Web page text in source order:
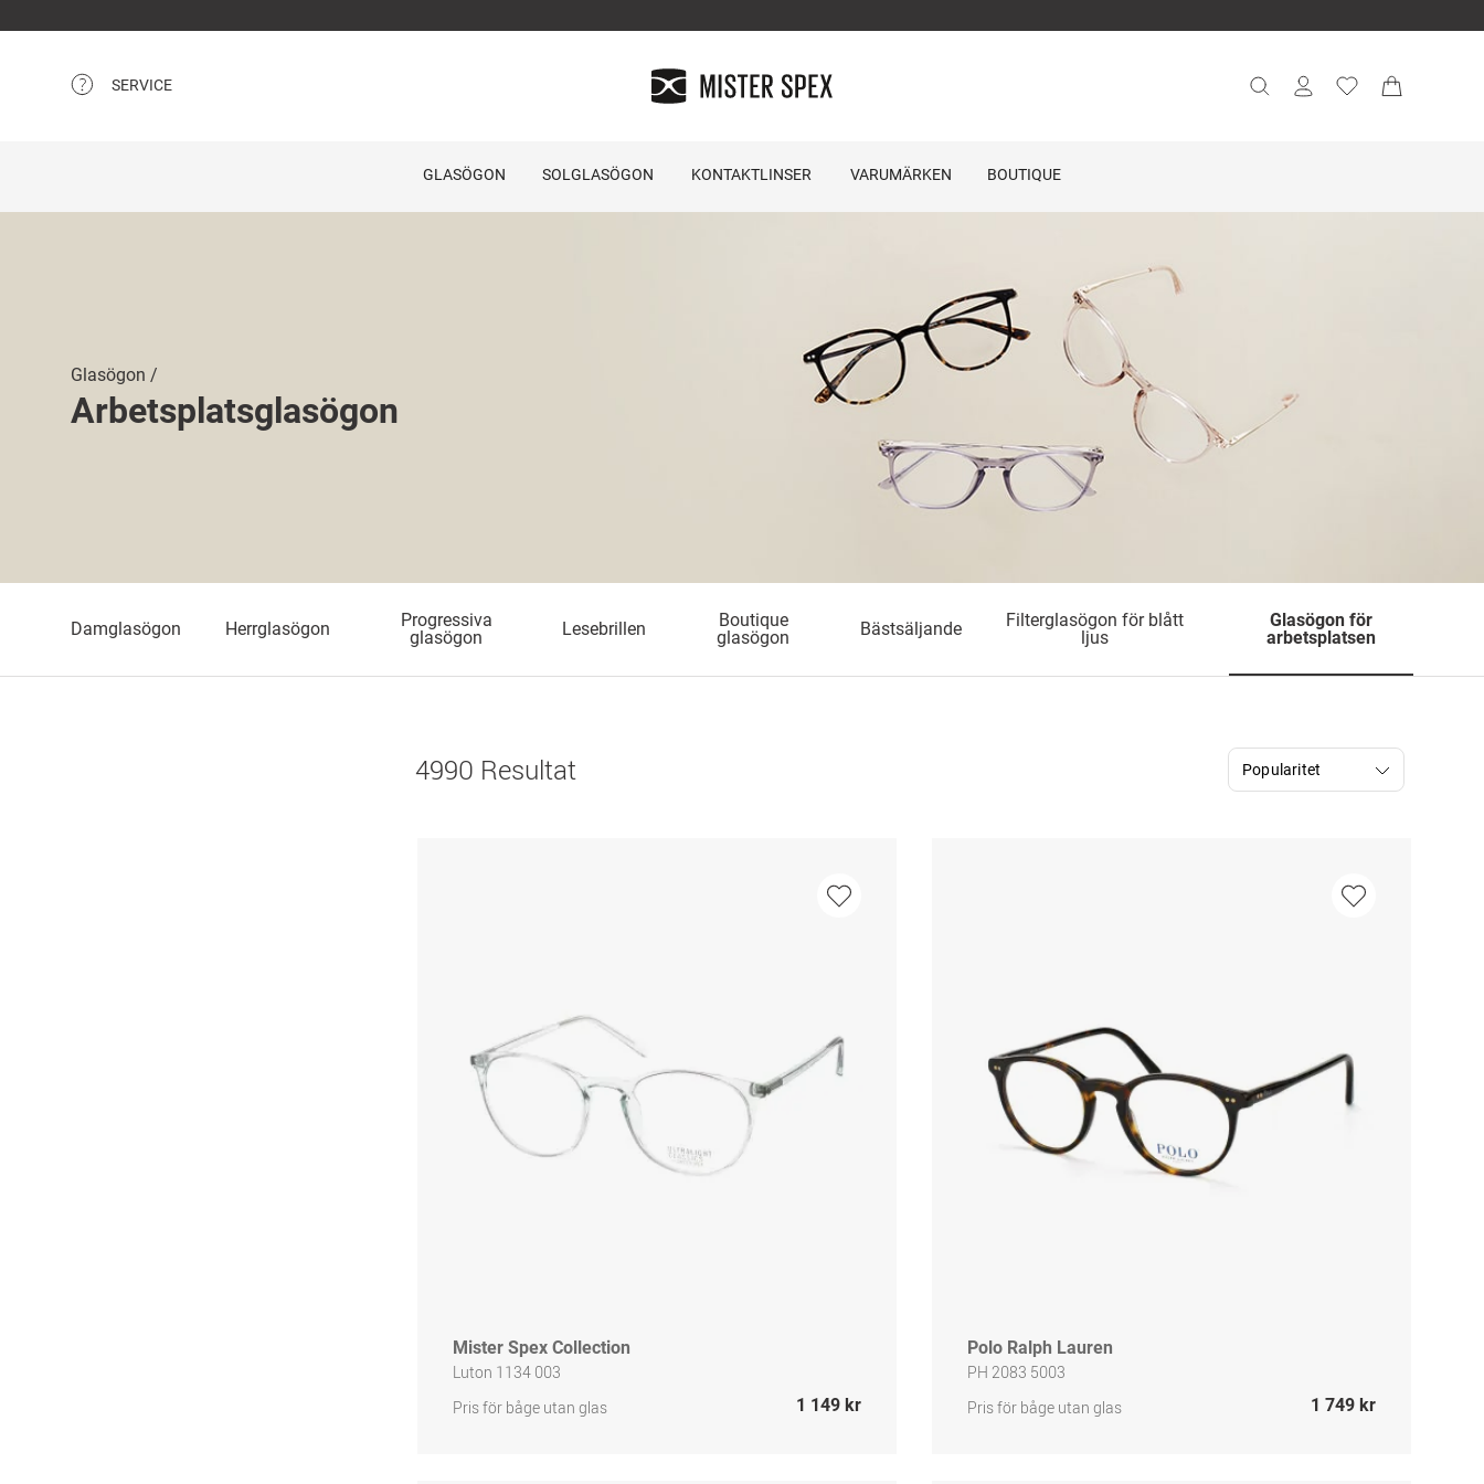
SERVICE
GLASÖGON SOLGLASÖGON KONTAKTLINSER VARUMÄRKEN BOUTIQUE
Glasögon
Arbetsplatsglasögon
Damglasögon Herrglasögon
Progressiva
glasögon
Lesebrillen
Boutique
glasögon
Bästsäljande
Filterglasögon för blått
ljus
Glasögon för
arbetsplatsen
4990 Resultat
Mister Spex Collection
Luton 1134 003
Pris för båge utan glas
1 149 kr
Polo Ralph Lauren
PH 2083 5003
Pris för båge utan glas
1 749 kr